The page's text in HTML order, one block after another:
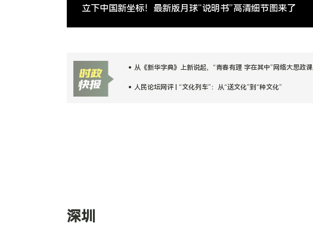
立下中国新坐标！最新版月球“说明书”高清细节图来了
从《新华字典》上新说起，“青春有理 字在其中”网络大思政课开讲
人民论坛网评 | “文化列车”：从“送文化”到“种文化”
深圳